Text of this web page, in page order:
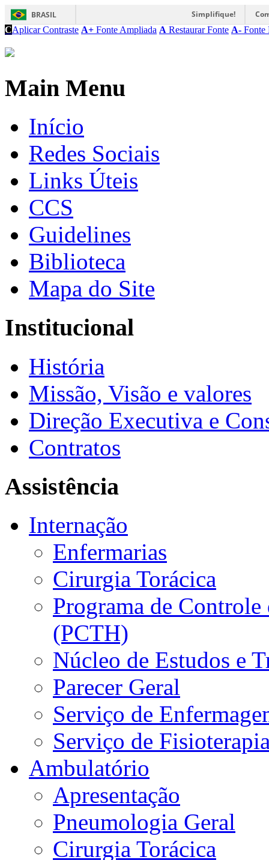
BRASIL Simplifique!
CAplicar Contraste A+ Fonte Ampliada A Restaurar Fonte A- Fonte
Main Menu
Início
Redes Sociais
Links Úteis
CCS
Guidelines
Biblioteca
Mapa do Site
Institucional
História
Missão, Visão e valores
Direção Executiva e
Contratos
Assistência
Internação
Enfermarias
Cirurgia Torácica
Programa de
(PCTH)
Núcleo de Estudos e
Parecer Geral
Serviço de
Serviço de
Ambulatório
Apresentação
Pneumologia Geral
Cirurgia Torácica